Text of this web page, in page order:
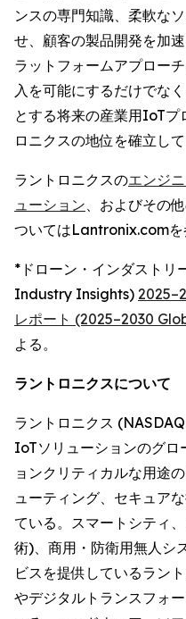
ンスの専門知識、柔軟な
せ、顧客の製品開発を加
ラットフォームアプロー
入を可能にするだけでな
とする将来の産業用IoTプ
ロニクスの地位を確立して
ラントロニクスのエンジ
ューション 、およびその
ついてはLantronix.comを
*ドローン・インダストリ
Industry Insights)
レポート (2025–2030
よる。
ラントロニクスについて
ラントロニクス
IoTソリューションのグロ
ョンクリティカルな用途
ューティング、セキュア
ている。スマートシティ
術)、商用・防衛用無人シ
ビスを提供しているラン
やデジタルトランスフォ